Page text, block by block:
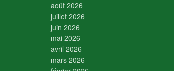
août 2026
juillet 2026
juin 2026
mai 2026
avril 2026
mars 2026